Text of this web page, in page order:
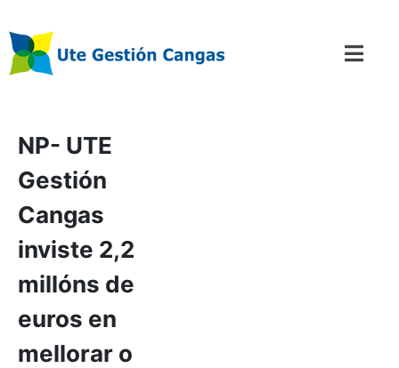
NP- UTE
Gestión
Cangas
inviste 2,2
millóns de
euros en
mellorar o